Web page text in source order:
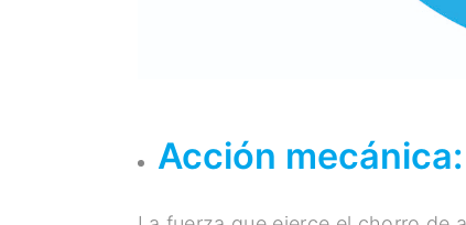
Acción mecánica: